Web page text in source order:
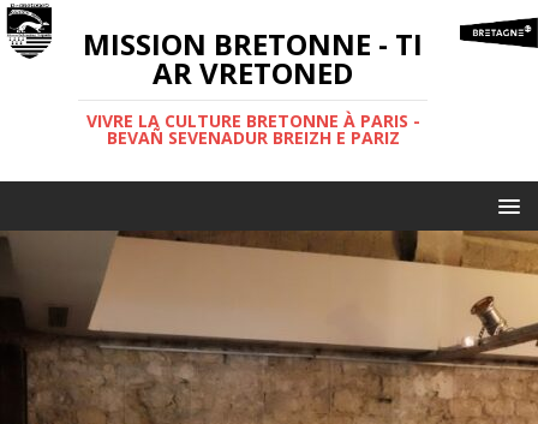
MISSION BRETONNE - TI
AR VRETONED
VIVRE LA CULTURE BRETONNE À PARIS -
BEVAÑ SEVENADUR BREIZH E PARIZ